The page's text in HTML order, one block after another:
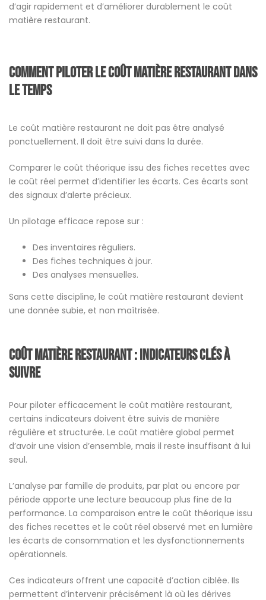
d’agir rapidement et d’améliorer durablement le coût
matière restaurant.
Comment piloter le coût matière restaurant dans
le temps
Le coût matière restaurant ne doit pas être analysé
ponctuellement. Il doit être suivi dans la durée.
Comparer le coût théorique issu des fiches recettes avec
le coût réel permet d’identifier les écarts. Ces écarts sont
des signaux d’alerte précieux.
Un pilotage efficace repose sur :
Des inventaires réguliers.
Des fiches techniques à jour.
Des analyses mensuelles.
Sans cette discipline, le coût matière restaurant devient
une donnée subie, et non maîtrisée.
Coût matière restaurant : indicateurs clés à
suivre
Pour piloter efficacement le coût matière restaurant,
certains indicateurs doivent être suivis de manière
régulière et structurée. Le coût matière global permet
d’avoir une vision d’ensemble, mais il reste insuffisant à lui
seul.
L’analyse par famille de produits, par plat ou encore par
période apporte une lecture beaucoup plus fine de la
performance. La comparaison entre le coût théorique issu
des fiches recettes et le coût réel observé met en lumière
les écarts de consommation et les dysfonctionnements
opérationnels.
Ces indicateurs offrent une capacité d’action ciblée. Ils
permettent d’intervenir précisément là où les dérives